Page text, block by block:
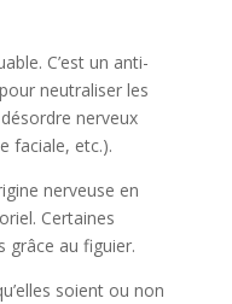
C’est un anti-
neutraliser les
nerveux
faciale, etc.).
nerveuse en
Certaines
grâce au figuier.
soient ou non